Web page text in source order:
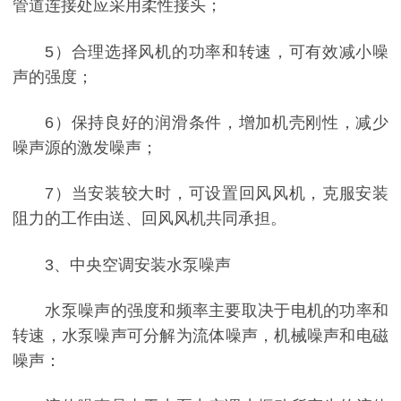
管道连接处应采用柔性接头；
5）合理选择风机的功率和转速，可有效减小噪
声的强度；
6）保持良好的润滑条件，增加机壳刚性，减少
噪声源的激发噪声；
7）当安装较大时，可设置回风风机，克服安装
阻力的工作由送、回风风机共同承担。
3、中央空调安装水泵噪声
水泵噪声的强度和频率主要取决于电机的功率和
转速，水泵噪声可分解为流体噪声，机械噪声和电磁
噪声：